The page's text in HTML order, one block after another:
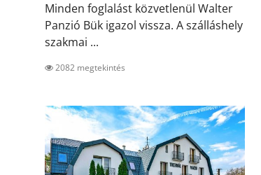
Minden foglalást közvetlenül Walter
Panzió Bük igazol vissza. A szálláshely
szakmai ...
2082 megtekintés